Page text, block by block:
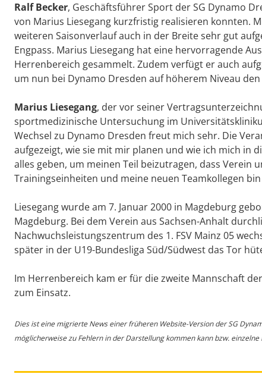
Ralf Becker, Geschäftsführer Sport der SG Dynamo
von Marius Liesegang kurzfristig realisieren konnten.
weiteren Saisonverlauf auch in der Breite sehr gut
Engpass. Marius Liesegang hat eine hervorragende
Herrenbereich gesammelt. Zudem verfügt er auch
um nun bei Dynamo Dresden auf höherem Niveau
Marius Liesegang, der vor seiner
sportmedizinische Untersuchung im
Wechsel zu Dynamo Dresden freut mich sehr. Die
aufgezeigt, wie sie mit mir planen und wie ich mich in
alles geben, um meinen Teil beizutragen, dass Verein
Trainingseinheiten und meine neuen Teamkollegen
Liesegang wurde am 7. Januar 2000 in Magdeburg
Magdeburg. Bei dem Verein aus Sachsen-Anhalt
Nachwuchsleistungszentrum des 1. FSV Mainz 05
später in der U19-Bundesliga Süd/Südwest das Tor
Im Herrenbereich kam er für die zweite Mannschaft
zum Einsatz.
Dies ist eine migrierte News einer früheren Website-Version der SG
möglicherweise zu Fehlern in der Darstellung kommen kann bzw.